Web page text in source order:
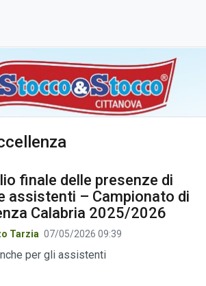
finale delle presenze di
assistenti – Campionato di
Calabria 2025/2026
Tarzia 07/05/2026 09:39
per gli assistenti